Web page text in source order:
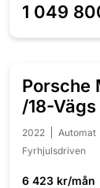
1 049
Porsche
/18-
2022 Automat
Fyrhjulsdriven
6 423 kr/mån